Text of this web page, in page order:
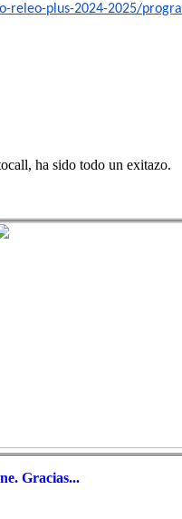
releo-plus-2024-2025/
ha sido todo un exitazo.
Gracias...